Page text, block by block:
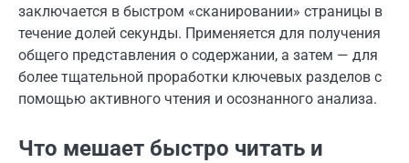
заключается в быстром «сканировании» страницы в
течение долей секунды. Применяется для получения
общего представления о содержании, а затем — для
более тщательной проработки ключевых разделов с
помощью активного чтения и осознанного анализа.
Что мешает быстро читать и